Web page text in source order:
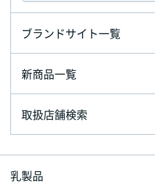
ブランドサイト一覧
新商品一覧
取扱店舗検索
乳製品